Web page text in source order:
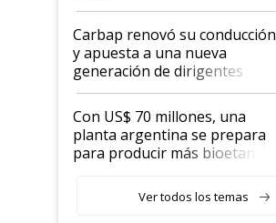
Carbap renovó su conducción
y apuesta a una nueva
generación de dirigentes
rurales
Con US$ 70 millones, una
planta argentina se prepara
para producir más bioetanol
Ver todos los temas